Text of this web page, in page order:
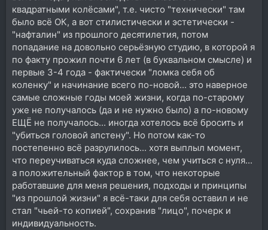
в том анекдоте…
квадратными колёсами", т.е. чисто "технически" там
было всё ОК, а вот стилистически и эстетически -
"нафталин" из прошлого десятилетия, потом
попадание на довольно серьёзную студию, в которой я
по факту прожил почти 6 лет (в буквальном смысле) и
первые 3-4 года - фактически "ломка себя об
коленку" и начинание всего по-новой... это наверное
самые сложные годы моей жизни, когда по-старому
уже не получалось (да и не нужно было) а по-новому
ЕЩЁ не получалось... иногда хотелось всё бросить и
"убиться головой апстену". Но потом как-то
постепенно всё разрулилось... хотя выплыл момент,
что переучиваться куда сложнее, чем учиться с нуля...
а положительный фактор в том, что некоторые
работавшие для меня решения, подходы и принципы
"из прошлой жизни" я всё-таки для себя оставил и не
стал "чьей-то копией", сохранив "лицо", почерк и
индивидуальность.